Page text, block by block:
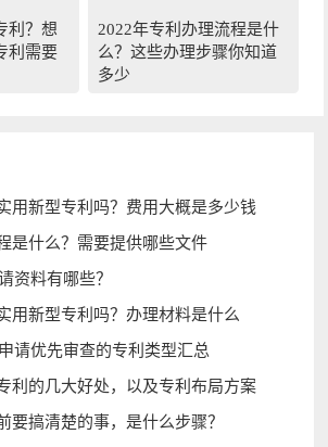
利？想
利需要
2022年专利办理流程是什
么？这些办理步骤你知道
多少
用新型专利吗？费用大概是多少钱
是什么？需要提供哪些文件
资料有哪些？
用新型专利吗？办理材料是什么
请优先审查的专利类型汇总
利的几大好处，以及专利布局方案
要搞清楚的事，是什么步骤？